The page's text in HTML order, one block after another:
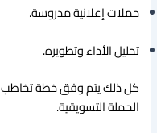
حملات إعلانية مدروسة.
تحليل الأداء وتطويره.
كل ذلك يتم وفق خطة
الحملة التسويقية.